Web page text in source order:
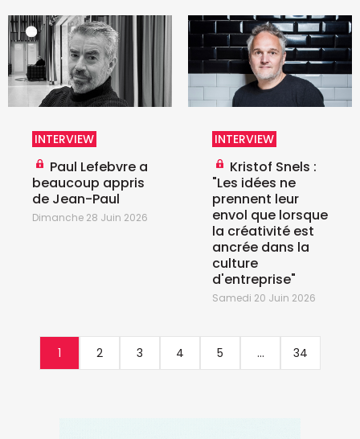
INTERVIEW
Paul Lefebvre a
beaucoup appris
de Jean-Paul
Dimanche 28 Juin 2026
INTERVIEW
Kristof Snels :
"Les idées ne
prennent leur
envol que lorsque
la créativité est
ancrée dans la
culture
d'entreprise"
Samedi 20 Juin 2026
1 2 3 4 5 ... 34